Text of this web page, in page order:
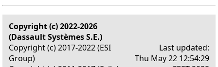
Copyright (c) 2022-2026
(Dassault Systèmes S.E.)
Copyright (c) 2017-2022 (ESI
Group)
Last updated:
Thu May 22 12:54:29